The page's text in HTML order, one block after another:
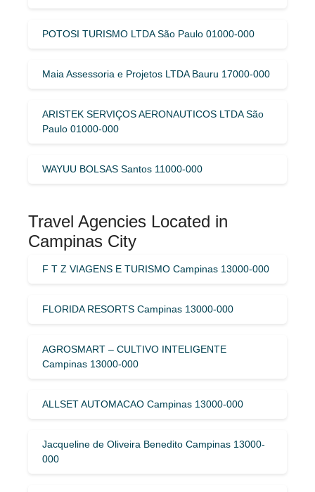
POTOSI TURISMO LTDA São Paulo 01000-000
Maia Assessoria e Projetos LTDA Bauru 17000-000
ARISTEK SERVIÇOS AERONAUTICOS LTDA São
Paulo 01000-000
WAYUU BOLSAS Santos 11000-000
Travel Agencies Located in
Campinas City
F T Z VIAGENS E TURISMO Campinas 13000-000
FLORIDA RESORTS Campinas 13000-000
AGROSMART – CULTIVO INTELIGENTE
Campinas 13000-000
ALLSET AUTOMACAO Campinas 13000-000
Jacqueline de Oliveira Benedito Campinas 13000-
000